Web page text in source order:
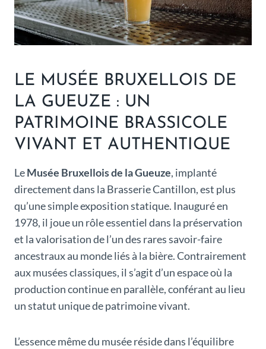
LE MUSÉE BRUXELLOIS DE
LA GUEUZE : UN
PATRIMOINE BRASSICOLE
VIVANT ET AUTHENTIQUE
LeMusée Bruxellois de la Gueuze, implanté
directement dans la Brasserie Cantillon, est plus
qu’une simple exposition statique. Inauguré en
1978, il joue un rôle essentiel dans la préservation
et la valorisation de l’un des rares savoir-faire
ancestraux au monde liés à la bière. Contrairement
aux musées classiques, il s’agit d’un espace où la
production continue en parallèle, conférant au lieu
un statut unique de patrimoine vivant.
L’essence même du musée réside dans l’équilibre